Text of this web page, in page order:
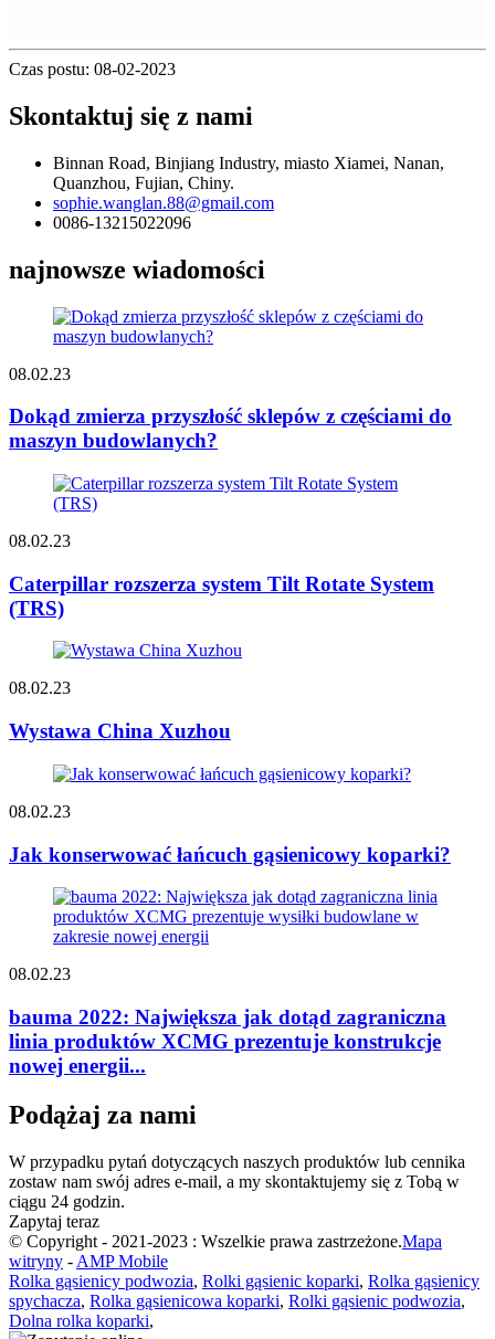
Czas postu: 08-02-2023
Skontaktuj się z nami
Binnan Road, Binjiang Industry, miasto Xiamei, Nanan,
Quanzhou, Fujian, Chiny.
sophie.wanglan.88@gmail.com
0086-13215022096
najnowsze wiadomości
08.02.23
Dokąd zmierza przyszłość sklepów z częściami do
maszyn budowlanych?
08.02.23
Caterpillar rozszerza system Tilt Rotate System
(TRS)
08.02.23
Wystawa China Xuzhou
08.02.23
Jak konserwować łańcuch gąsienicowy koparki?
08.02.23
bauma 2022: Największa jak dotąd zagraniczna
linia produktów XCMG prezentuje konstrukcje
nowej energii...
Podążaj za nami
W przypadku pytań dotyczących naszych produktów lub cennika
zostaw nam swój adres e-mail, a my skontaktujemy się z Tobą w
ciągu 24 godzin.
Zapytaj teraz
© Copyright - 2021-2023 : Wszelkie prawa zastrzeżone.Mapa
witryny - AMP Mobile
Rolka gąsienicy podwozia, Rolki gąsienic koparki, Rolka gąsienicy
spychacza, Rolka gąsienicowa koparki, Rolki gąsienic podwozia,
Dolna rolka koparki,